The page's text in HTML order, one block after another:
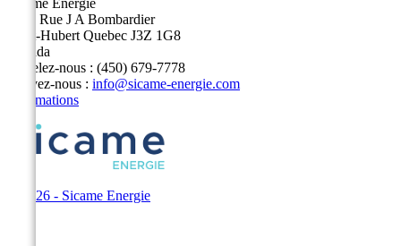
5400 Rue J A Bombardier
Saint-Hubert Quebec J3Z 1G8
Canada
Appelez-nous : (450) 679-7778
Écrivez-nous : info@sicame-energie.com
Informations
© 2026 - Sicame Energie